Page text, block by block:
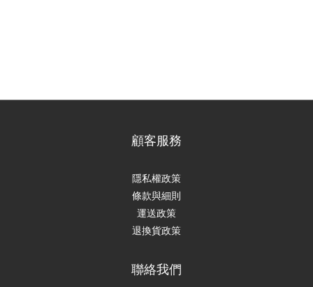
顧客服務
隱私權政策
條款與細則
運送政策
退換貨政策
聯絡我們